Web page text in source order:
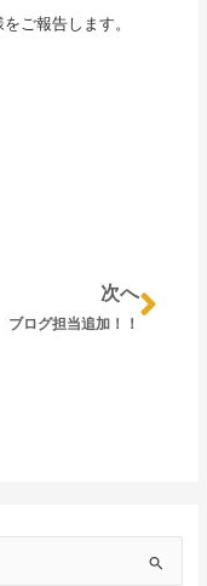
ご報告します。
次へ
ブログ担当追加！！